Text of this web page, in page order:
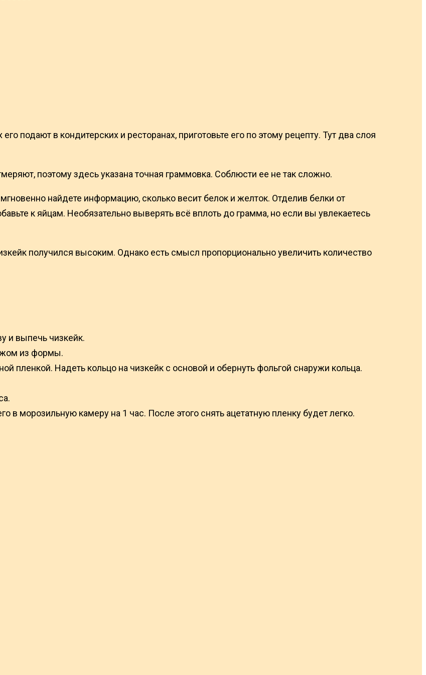
подают в кондитерских и ресторанах, приготовьте его по этому рецепту. Тут два слоя
поэтому здесь указана точная граммовка. Соблюсти ее не так сложно.
найдете информацию, сколько весит белок и желток. Отделив белки от
к яйцам. Необязательно выверять всё вплоть до грамма, но если вы увлекаетесь
получился высоким. Однако есть смысл пропорционально увеличить количество
и выпечь чизкейк.
из формы.
пленкой. Надеть кольцо на чизкейк с основой и обернуть фольгой снаружи кольца.
в морозильную камеру на 1 час. После этого снять ацетатную пленку будет легко.